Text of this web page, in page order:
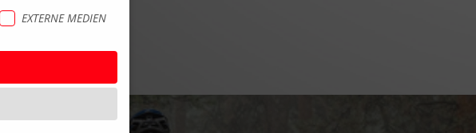
EXTERNE MEDIEN